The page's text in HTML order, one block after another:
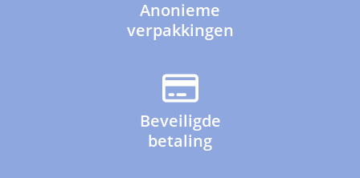
Anonieme
verpakkingen
Beveiligde
betaling